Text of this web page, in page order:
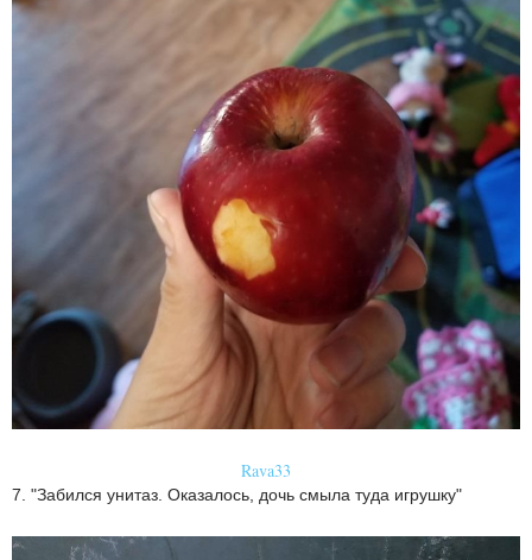
Rava33
7. "Забился унитаз. Оказалось, дочь смыла туда игрушку"